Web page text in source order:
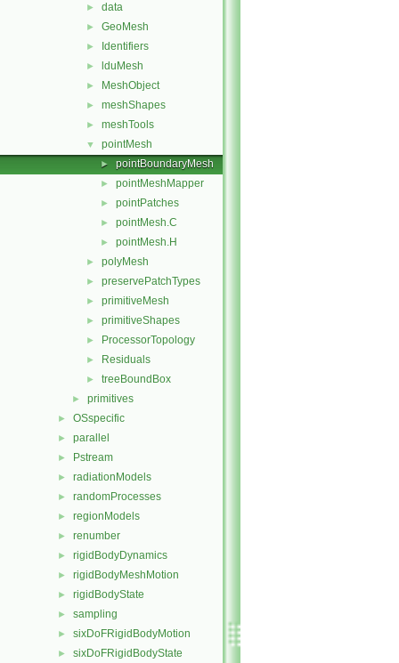
► data
► GeoMesh
► Identifiers
► lduMesh
► MeshObject
► meshShapes
► meshTools
▼ pointMesh
► pointBoundaryMesh
► pointMeshMapper
► pointPatches
► pointMesh.C
► pointMesh.H
► polyMesh
► preservePatchTypes
► primitiveMesh
► primitiveShapes
► ProcessorTopology
► Residuals
► treeBoundBox
► primitives
► OSspecific
► parallel
► Pstream
► radiationModels
► randomProcesses
► regionModels
► renumber
► rigidBodyDynamics
► rigidBodyMeshMotion
► rigidBodyState
► sampling
► sixDoFRigidBodyMotion
► sixDoFRigidBodyState